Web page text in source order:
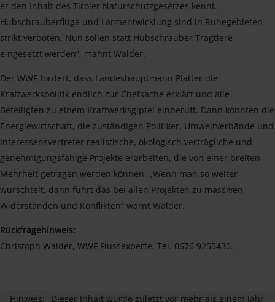
er den Inhalt des Tiroler Naturschutzgesetzes kennt.
Hubschrauberflüge und Lärmentwicklung sind in Ruhegebieten
strikt verboten. Nun sollen statt Hubschrauber Tragtiere
eingesetzt werden“, mahnt Walder.
Der WWF fordert, dass Landeshauptmann Platter die
Kraftwerkspolitik endlich zur Chefsache erklärt und alle
Beteiligten zu einem Kraftwerksgipfel einberuft. Dann könnten die
Energiewirtschaft, die zuständigen Politiker, Umweltverbände und
Interessensvertreter realistische, ökologisch verträgliche und
genehmigungsfähige Projekte erarbeiten, die von einer breiten
Mehrheit getragen werden können. „Wenn man so weiter
wurschtelt, dann führt das bei allen Projekten zu massiven
Widerständen und Konflikten“ warnt Walder.
Rückfragehinweis:
Christoph Walder, WWF Flussexperte, Tel. 0676 9255430.
Hinweis: Dieser Inhalt wurde zuletzt vor mehr als einem Jahr